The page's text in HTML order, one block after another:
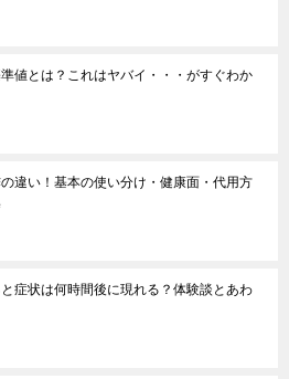
値とは？これはヤバイ・・・がすぐわか
違い！基本の使い分け・健康面・代用方
症状は何時間後に現れる？体験談とあわ